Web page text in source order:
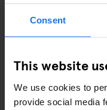
Consent
This website
We use cookies to
provide social media
Accessibilité du
Accessibilité du
Accessibilité du